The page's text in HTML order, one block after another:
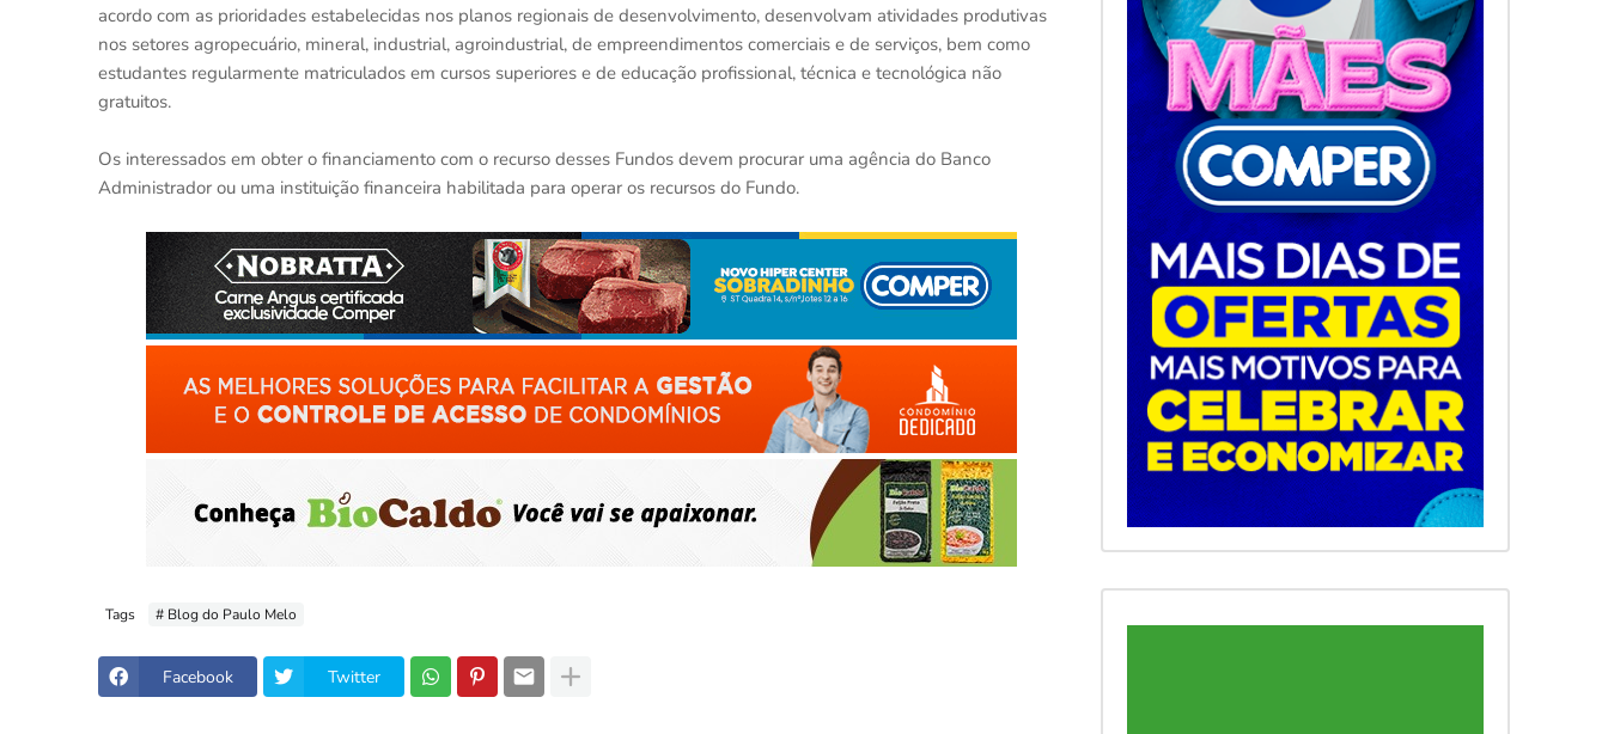
acordo com as prioridades estabelecidas nos planos regionais de desenvolvimento, desenvolvam atividades produtivas
nos setores agropecuário, mineral, industrial, agroindustrial, de empreendimentos comerciais e de serviços, bem como
estudantes regularmente matriculados em cursos superiores e de educação profissional, técnica e tecnológica não
gratuitos.
Os interessados em obter o financiamento com o recurso desses Fundos devem procurar uma agência do Banco
Administrador ou uma instituição financeira habilitada para operar os recursos do Fundo.
Tags # Blog do Paulo Melo
Facebook Twitter